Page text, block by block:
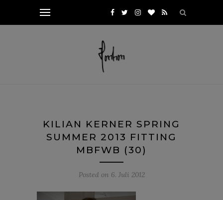
KILIAN KERNER SPRING
SUMMER 2013 FITTING
MBFWB (30)
Posted on 6. Juli 2012